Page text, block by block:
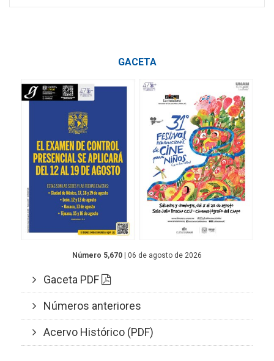
GACETA
Número 5,670 | 06 de agosto de 2026
Gaceta PDF
Números anteriores
Acervo Histórico (PDF)